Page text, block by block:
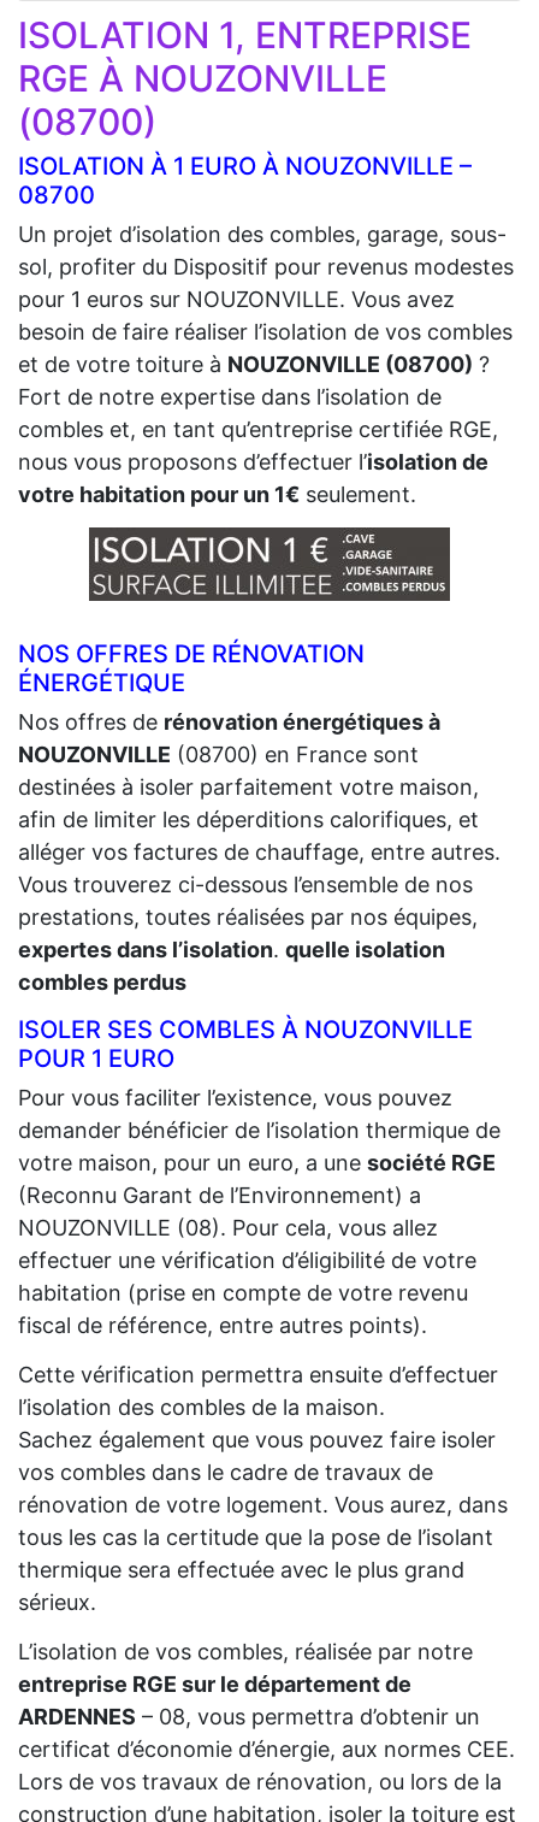
ISOLATION 1, ENTREPRISE
RGE À NOUZONVILLE
(08700)
ISOLATION À 1 EURO À NOUZONVILLE –
08700
Un projet d’isolation des combles, garage, sous-
sol, profiter du Dispositif pour revenus modestes
pour 1 euros sur NOUZONVILLE. Vous avez
besoin de faire réaliser l’isolation de vos combles
et de votre toiture à NOUZONVILLE (08700) ?
Fort de notre expertise dans l’isolation de
combles et, en tant qu’entreprise certifiée RGE,
nous vous proposons d’effectuer l’isolation de
votre habitation pour un 1€ seulement.
NOS OFFRES DE RÉNOVATION
ÉNERGÉTIQUE
Nos offres de rénovation énergétiques à
NOUZONVILLE (08700) en France sont
destinées à isoler parfaitement votre maison,
afin de limiter les déperditions calorifiques, et
alléger vos factures de chauffage, entre autres.
Vous trouverez ci-dessous l’ensemble de nos
prestations, toutes réalisées par nos équipes,
expertes dans l’isolation. quelle isolation
combles perdus
ISOLER SES COMBLES À NOUZONVILLE
POUR 1 EURO
Pour vous faciliter l’existence, vous pouvez
demander bénéficier de l’isolation thermique de
votre maison, pour un euro, a une société RGE
(Reconnu Garant de l’Environnement) a
NOUZONVILLE (08). Pour cela, vous allez
effectuer une vérification d’éligibilité de votre
habitation (prise en compte de votre revenu
fiscal de référence, entre autres points).
Cette vérification permettra ensuite d’effectuer
l’isolation des combles de la maison.
Sachez également que vous pouvez faire isoler
vos combles dans le cadre de travaux de
rénovation de votre logement. Vous aurez, dans
tous les cas la certitude que la pose de l’isolant
thermique sera effectuée avec le plus grand
sérieux.
L’isolation de vos combles, réalisée par notre
entreprise RGE sur le département de
ARDENNES – 08, vous permettra d’obtenir un
certificat d’économie d’énergie, aux normes CEE.
Lors de vos travaux de rénovation, ou lors de la
construction d’une habitation, isoler la toiture est